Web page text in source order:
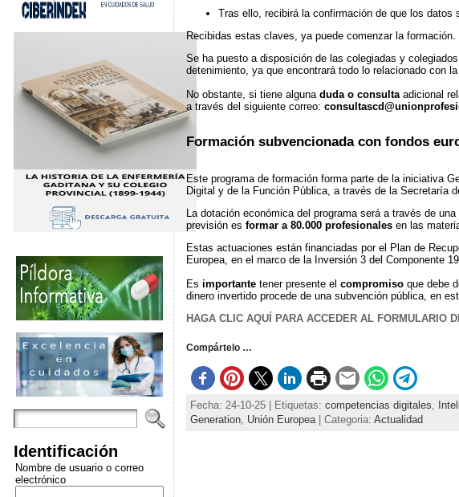
Identificación
Nombre de usuario o correo
electrónico
Tras ello, recibirá la confirmación de que los
Recibidas estas claves, ya puede comenzar la formación.
Se ha puesto a disposición de las colegiadas y
detenimiento, ya que encontrará todo lo relacionado con
No obstante, si tiene alguna duda o consultaadicional
a través del siguiente correo:
Formación subvencionada con fondos
Este programa de formación forma parte de la iniciativa
Digital y de la Función Pública, a través de la Secretaría
La dotación económica del programa será a través de
previsión es formar a 80.000 profesionalesen las
Estas actuaciones están financiadas por el Plan de
Europea, en el marco de la Inversión 3 del Componente
Es importante tener presente el compromiso que debe
dinero invertido procede de una subvención pública, en
HAGA CLIC AQUÍ PARA ACCEDER AL FORMULARIO
Compártelo …
Fecha: 24-10-25 | Etiquetas: competencias digitales,
Generation, Unión Europea| Categoria: Actualidad